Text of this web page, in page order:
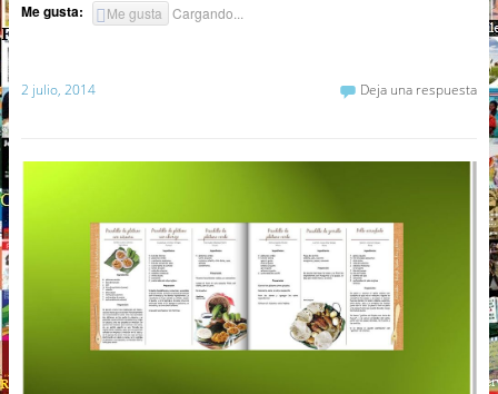
Me gusta: Me gusta Cargando...
2 julio, 2014 Deja una respuesta